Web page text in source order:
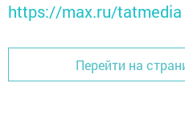
https://max.ru/tatmedia
Перейти на